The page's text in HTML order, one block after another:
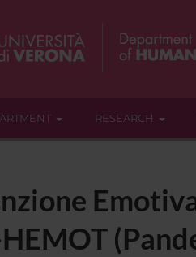
RESEARCH